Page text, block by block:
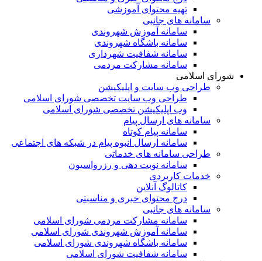
تهیه محتوای آموزشی
سامانه های جانبی
سامانه آموزش شهروندی
سامانه باشگاه شهروندی
سامانه شفافیت شهرداری
سامانه مشارکت مردمی
شورای اسلامی
طراحی وب سایت و اپلیکیشن
طراحی وب سایت تخصصی شورای اسلامی
وب اپلیکیشن تخصصی شورای اسلامی
سامانه های ارسال پیام
سامانه پیام کوتاه
سامانه ارسال انبوه پیام در شبکه های اجتماعی
طراحی سامانه های خدماتی
سامانه نوبت دهی و رزرواسیون
خدمات کاربردی
کاتالوگ آنلاین
درج محتوای خبری و مناسبتی
سامانه های جانبی
سامانه مشارکت مردمی شورای اسلامی
سامانه آموزش شهروندی شورای اسلامی
سامانه باشگاه شهروندی شورای اسلامی
سامانه شفافیت شورای اسلامی